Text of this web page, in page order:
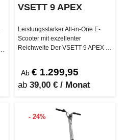
VSETT 9 APEX
Leistungsstarker All-in-One E-
Scooter mit exzellenter
Reichweite Der VSETT 9 APEX ist
Ab € 1.299,95
ab 39,00 € / Monat
- 24%